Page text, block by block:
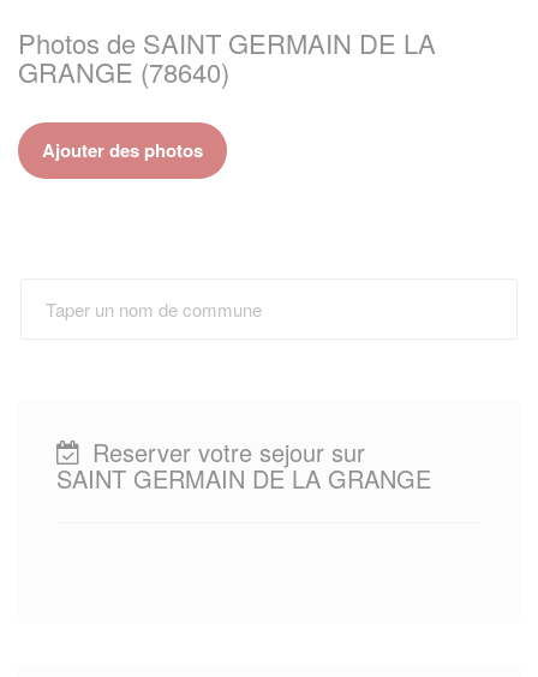
Photos de SAINT GERMAIN DE LA
GRANGE (78640)
Ajouter des photos
Reserver votre sejour sur
SAINT GERMAIN DE LA GRANGE